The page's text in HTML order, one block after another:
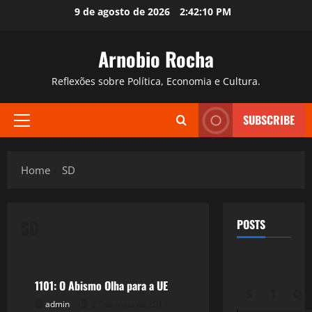
9 de agosto de 2026 2:42:11 PM
Arnobio Rocha
Reflexões sobre Política, Economia e Cultura.
Primary
SUBSCRIBE
Home SD
1101: O Abismo Olha para a UE
admin
POSTS